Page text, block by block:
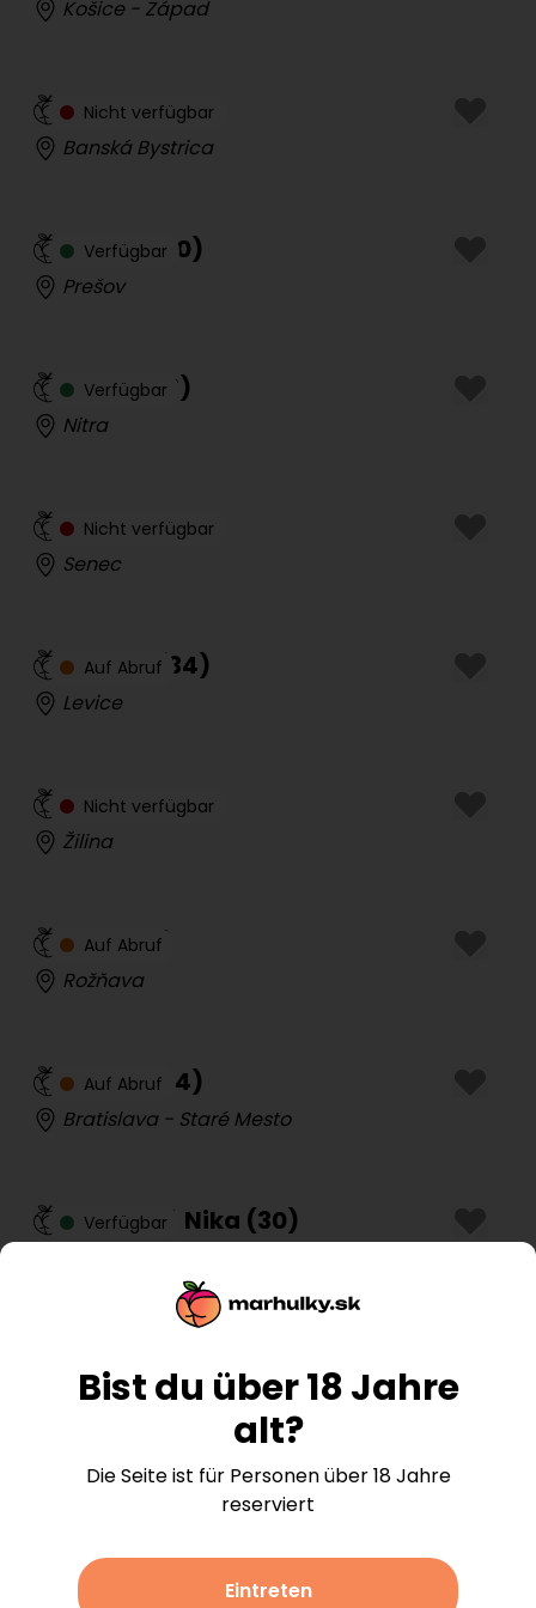
Košice - Západ
Nicht verfügbar
Sofia (20)
Banská Bystrica
Verfügbar
Raven (30)
Prešov
Verfügbar
Karin (23)
Nitra
Nicht verfügbar
Cindy(44)
Senec
Auf Abruf
Candy( 34)
Levice
Nicht verfügbar
Anet Cz(23)
Žilina
Auf Abruf
Mia (40
Rožňava
Auf Abruf
Ingrid(44)
Bratislava - Staré Mesto
Verfügbar
Príjemná Nika (30)
Komárno
Bist du über 18 Jahre
alt?
Die Seite ist für Personen über 18 Jahre
reserviert
Eintreten